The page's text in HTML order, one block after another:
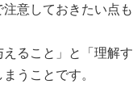
意しておきたい点も
ること」と「理解
うことです。